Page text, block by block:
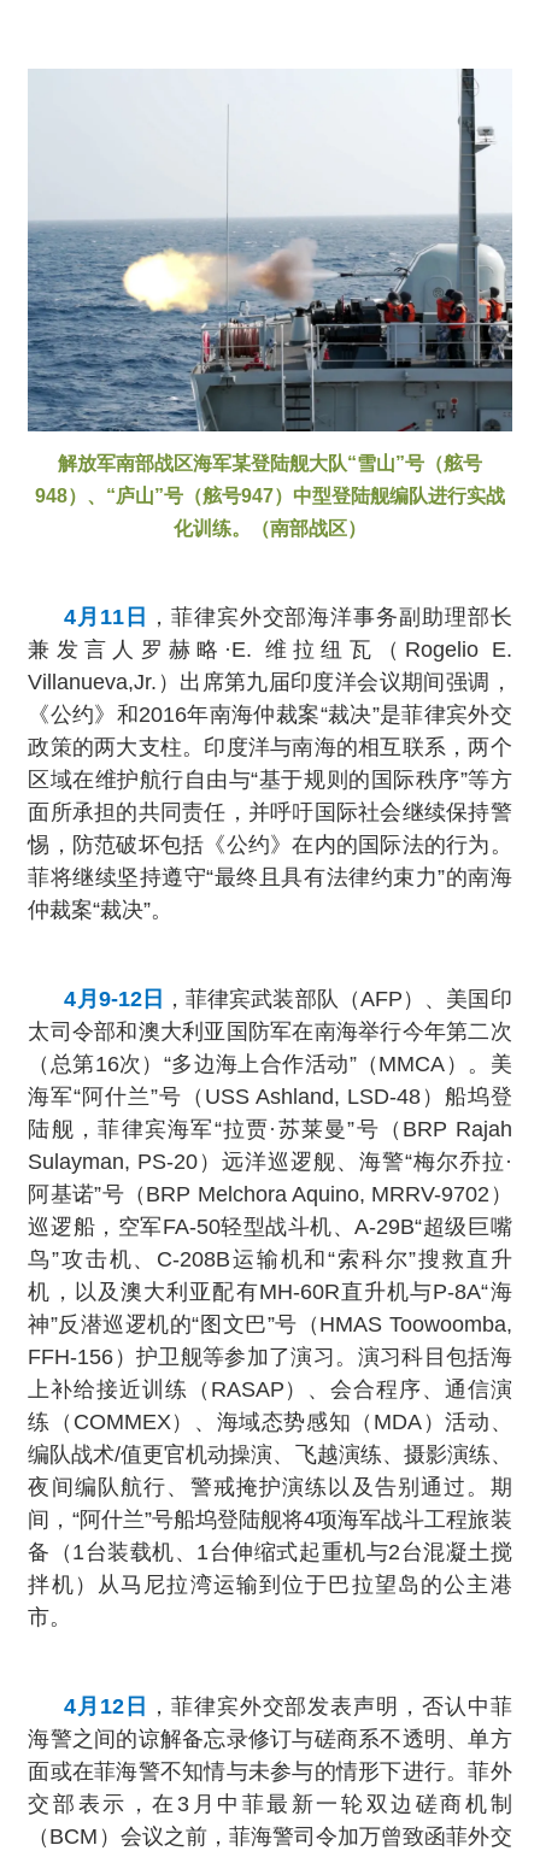
解放军南部战区海军某登陆舰大队“雪山”号（舷号
948）、“庐山”号（舷号947）中型登陆舰编队进行实战
化训练。（南部战区）
4月11日
，菲律宾外交部海洋事务副助理部长
兼发言人罗赫略·E. 维拉纽瓦（Rogelio E.
Villanueva,Jr.）出席第九届印度洋会议期间强调，
《公约》和2016年南海仲裁案“裁决”是菲律宾外交
政策的两大支柱。印度洋与南海的相互联系，两个
区域在维护航行自由与“基于规则的国际秩序”等方
面所承担的共同责任，并呼吁国际社会继续保持警
惕，防范破坏包括《公约》在内的国际法的行为。
菲将继续坚持遵守“最终且具有法律约束力”的南海
仲裁案“裁决”。
4月9-12日 ，菲律宾武装部队（AFP）、美国印
太司令部和澳大利亚国防军在南海举行今年第二次
（总第16次）“多边海上合作活动”（MMCA）。美
海军“阿什兰”号（USS Ashland, LSD-48）船坞登
陆舰，菲律宾海军“拉贾·苏莱曼”号（BRP Rajah
Sulayman, PS-20）远洋巡逻舰、海警“梅尔乔拉·
阿基诺”号（BRP Melchora Aquino, MRRV-9702）
巡逻船，空军FA-50轻型战斗机、A-29B“超级巨嘴
鸟”攻击机、C-208B运输机和“索科尔”搜救直升
机，以及澳大利亚配有MH-60R直升机与P-8A“海
神”反潜巡逻机的“图文巴”号（HMAS Toowoomba,
FFH-156）护卫舰等参加了演习。演习科目包括海
上补给接近训练（RASAP）、会合程序、通信演
练（COMMEX）、海域态势感知（MDA）活动、
编队战术/值更官机动操演、飞越演练、摄影演练、
夜间编队航行、警戒掩护演练以及告别通过。期
间，“阿什兰”号船坞登陆舰将4项海军战斗工程旅装
备（1台装载机、1台伸缩式起重机与2台混凝土搅
拌机）从马尼拉湾运输到位于巴拉望岛的公主港
市。
4月12日
，菲律宾外交部发表声明，否认中菲
海警之间的谅解备忘录修订与磋商系不透明、单方
面或在菲海警不知情与未参与的情形下进行。菲外
交部表示，在3月中菲最新一轮双边磋商机制
（BCM）会议之前，菲海警司令加万曾致函菲外交